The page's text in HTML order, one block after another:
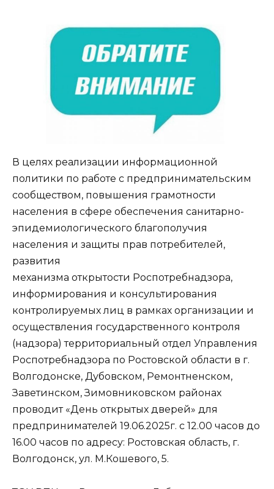
В целях реализации информационной
политики по работе с предпринимательским
сообществом, повышения грамотности
населения в сфере обеспечения санитарно-
эпидемиологического благополучия
населения и защиты прав потребителей,
развития
механизма открытости Роспотребнадзора,
информирования и консультирования
контролируемых лиц в рамках организации и
осуществления государственного контроля
(надзора) территориальный отдел Управления
Роспотребнадзора по Ростовской области в г.
Волгодонске, Дубовском, Ремонтненском,
Заветинском, Зимовниковском районах
проводит «День открытых дверей» для
предпринимателей 19.06.2025г. с 12.00 часов до
16.00 часов по адресу: Ростовская область, г.
Волгодонск, ул. М.Кошевого, 5.